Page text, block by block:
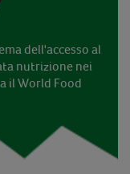
dell'accesso al
nutrizione nei
il World Food